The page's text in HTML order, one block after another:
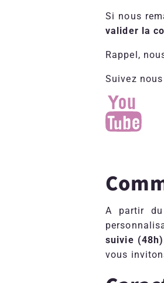
Si nous
valider la
Rappel,
Suivez
A partir du
suivie (48h)
vous